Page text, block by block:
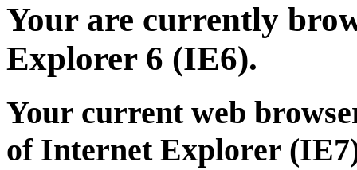
Your are currently
Explorer 6 (IE6).
Your current web
of Internet Explorer